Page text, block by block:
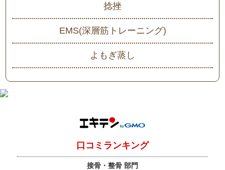
捻挫
EMS(深層筋トレーニング)
よもぎ蒸し